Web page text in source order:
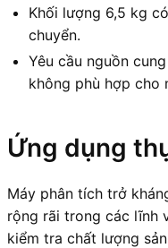
Khối lượng 6,5 kg
chuyển.
Yêu cầu nguồn
không phù hợp cho
Ứng dụng
Máy phân tích trở
rộng rãi trong các lĩnh
kiểm tra chất lượng